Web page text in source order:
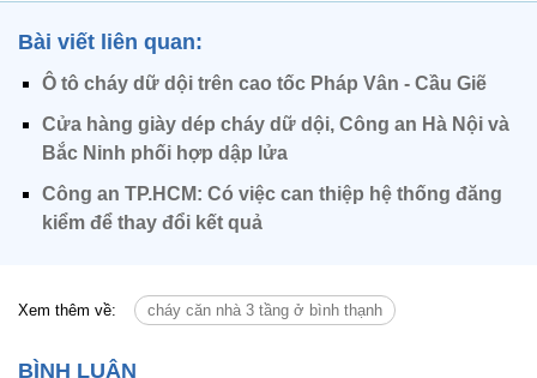
Bài viết liên quan:
Ô tô cháy dữ dội trên cao tốc Pháp Vân - Cầu Giẽ
Cửa hàng giày dép cháy dữ dội, Công an Hà Nội và
Bắc Ninh phối hợp dập lửa
Công an TP.HCM: Có việc can thiệp hệ thống đăng
kiểm để thay đổi kết quả
Xem thêm về: cháy căn nhà 3 tầng ở bình thạnh